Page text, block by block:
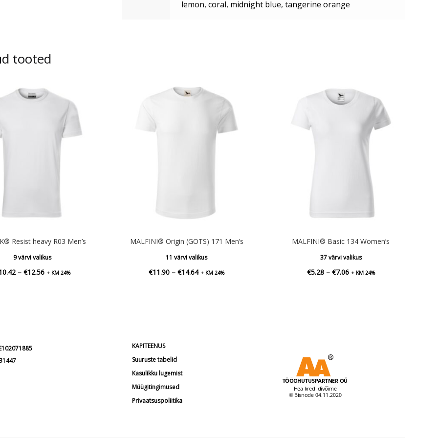
lemon, coral, midnight blue, tangerine orange
tooted
Resist heavy R03 Men’s
9 värvi valikus
– €12.56Hinnavahemik:
+ KM 24%
MALFINI® Origin (GOTS) 171 Men’s
11 värvi valikus
€11.90 – €14.64Hinnavahemik:
+ KM 24%
MALFINI® Basic 134 Women’s
37 värvi valikus
€5.28 – €7.06Hinnavahemik:
+ KM 24%
KAPITEENUS
Suuruste tabelid
Kasulikku lugemist
Müügitingimused
Privaatsuspoliitika